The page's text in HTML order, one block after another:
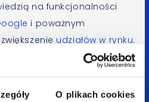
O plikach cookies
na funkcjonalności
i poważnym
udziałów w rynku.